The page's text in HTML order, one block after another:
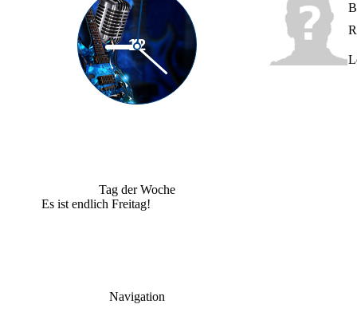
Tag der Woche
Es ist endlich Freitag!
Navigation